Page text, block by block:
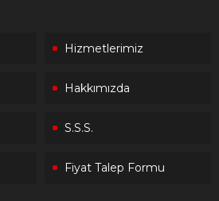
Hizmetlerimiz
Hakkımızda
S.S.S.
Fiyat Talep Formu